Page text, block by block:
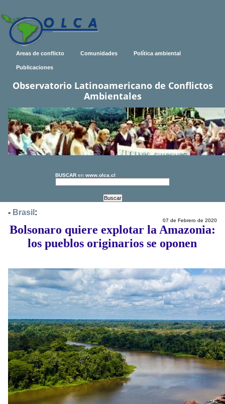
Areas de conflicto Comunidades Política ambiental
Publicaciones
Observatorio Latinoamericano de Conflictos
Ambientales
BUSCAR en www.olca.cl
- Brasil :
07 de Febrero de 2020
Bolsonaro quiere explotar la Amazonia:
los pueblos originarios se oponen